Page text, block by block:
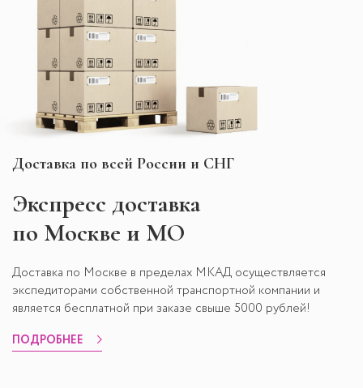
нужно: она выполнена цельным элементом. Достаточно
присоединить её к имеющейся конструкции, наладить
подачу воды и вуаля! Кстати, зимой эта горка будет иметь
не меньший успех у ребят. Разумеется, без использования
Доставка по всей России и СНГ
Экспресс доставка
по Москве и МО
Доставка по Москве в пределах МКАД осуществляется
экспедиторами собственной транспортной компании и
является бесплатной при заказе свыше 5000 рублей!
ПОДРОБНЕЕ